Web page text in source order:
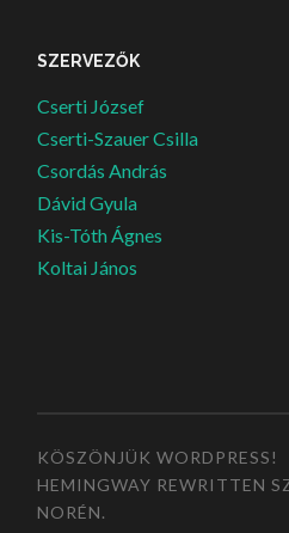
SZERVEZŐK
Cserti József
Cserti-Szauer Csilla
Csordás András
Dávid Gyula
Kis-Tóth Ágnes
Koltai János
KÖSZÖNJÜK WORDPRESS!
HEMINGWAY REWRITTEN
NORÉN.